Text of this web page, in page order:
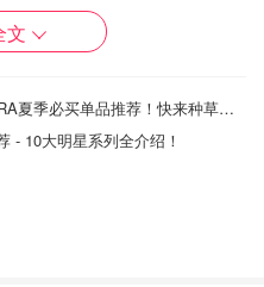
版权属于原作者
镶嵌在秀气的指环上，从
芒。属于一支无论单带叠带
文
ZARA新品抢先看2021 | ZARA夏季必买单品推荐！快来种草！（8月最新）
- 10大明星系列全介绍！